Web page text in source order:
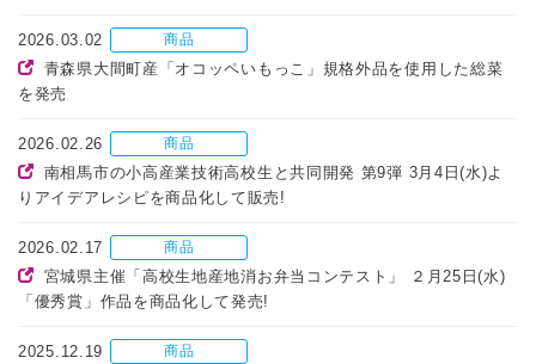
2026.03.02 商品
青森県大間町産「オコッペいもっこ」規格外品を使用した総菜
を発売
2026.02.26 商品
南相馬市の小高産業技術高校生と共同開発 第9弾 3月4日(水)よ
りアイデアレシピを商品化して販売!
2026.02.17 商品
宮城県主催「高校生地産地消お弁当コンテスト」 ２月25日(水)
「優秀賞」作品を商品化して発売!
2025.12.19 商品